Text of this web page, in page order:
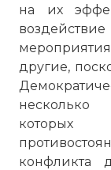
на их
другие,
несколько
которых
конфликта